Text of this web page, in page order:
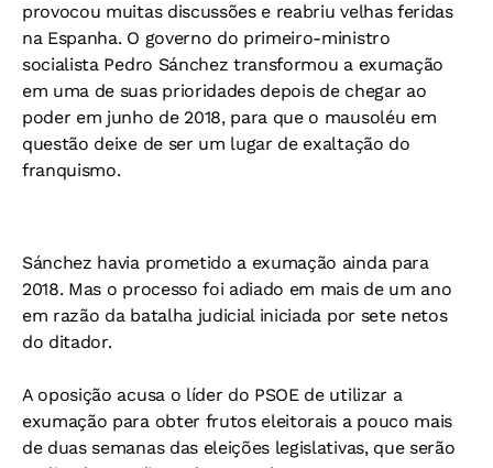
provocou muitas discussões e reabriu velhas feridas
na Espanha. O governo do primeiro-ministro
socialista Pedro Sánchez transformou a exumação
em uma de suas prioridades depois de chegar ao
poder em junho de 2018, para que o mausoléu em
questão deixe de ser um lugar de exaltação do
franquismo.
Sánchez havia prometido a exumação ainda para
2018. Mas o processo foi adiado em mais de um ano
em razão da batalha judicial iniciada por sete netos
do ditador.
A oposição acusa o líder do PSOE de utilizar a
exumação para obter frutos eleitorais a pouco mais
de duas semanas das eleições legislativas, que serão